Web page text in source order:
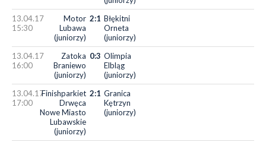
13.04.17
15:30
Motor
Lubawa
(juniorzy)
2:1 Błękitni
Orneta
(juniorzy)
13.04.17
16:00
Zatoka
Braniewo
(juniorzy)
0:3 Olimpia
Elbląg
(juniorzy)
13.04.17
17:00
Finishparkiet
Drwęca
Nowe Miasto
Lubawskie
(juniorzy)
2:1 Granica
Kętrzyn
(juniorzy)